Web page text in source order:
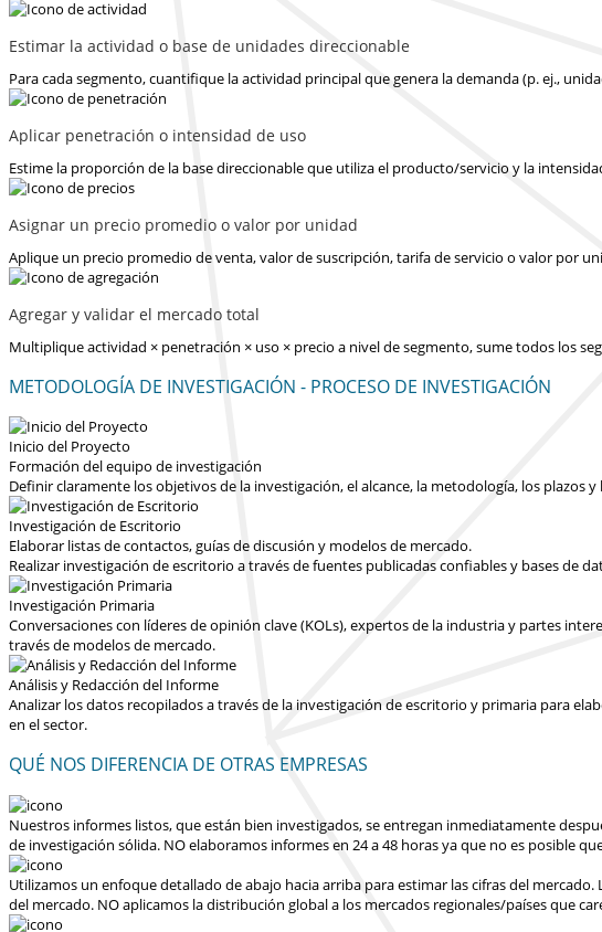
Estimar la actividad o base de unidades direccionable
Para cada segmento, cuantifique la actividad principal que genera la demanda (p. ej.,
Aplicar penetración o intensidad de uso
Estime la proporción de la base direccionable que utiliza el producto/servicio y la
Asignar un precio promedio o valor por unidad
Aplique un precio promedio de venta, valor de suscripción, tarifa de servicio o valor por
Agregar y validar el mercado total
Multiplique actividad × penetración × uso × precio a nivel de segmento, sume todos los
METODOLOGÍA DE INVESTIGACIÓN - PROCESO DE INVESTIGACIÓN
Inicio del Proyecto
Formación del equipo de investigación
Definir claramente los objetivos de la investigación, el alcance, la metodología, los plazos y
Investigación de Escritorio
Elaborar listas de contactos, guías de discusión y modelos de mercado.
Realizar investigación de escritorio a través de fuentes publicadas confiables y bases de
Investigación Primaria
Conversaciones con líderes de opinión clave (KOLs), expertos de la industria y partes
través de modelos de mercado.
Análisis y Redacción del Informe
Analizar los datos recopilados a través de la investigación de escritorio y primaria para
en el sector.
QUÉ NOS DIFERENCIA DE OTRAS EMPRESAS
Nuestros informes listos, que están bien investigados, se entregan inmediatamente
de investigación sólida. NO elaboramos informes en 24 a 48 horasya que no es posible
Utilizamos un enfoque detallado de abajo hacia arriba para estimar las cifras del
del mercado. NO aplicamos la distribución global a los mercados regionales/paísesque